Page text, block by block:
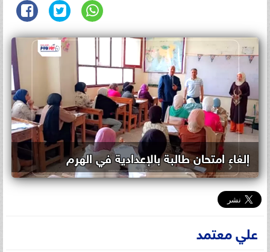
إلغاء امتحان طالبة بالإعدادية في الهرم
علي معتمد